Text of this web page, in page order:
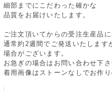
細部までにこだわった確かな
品質をお届けいたします。
ご注文頂いてからの受注生産品に
通常約2週間でご発送いたします
場合がございます。
お急ぎの場合はお問い合わせ下さ
着用画像はストーンなしでお作